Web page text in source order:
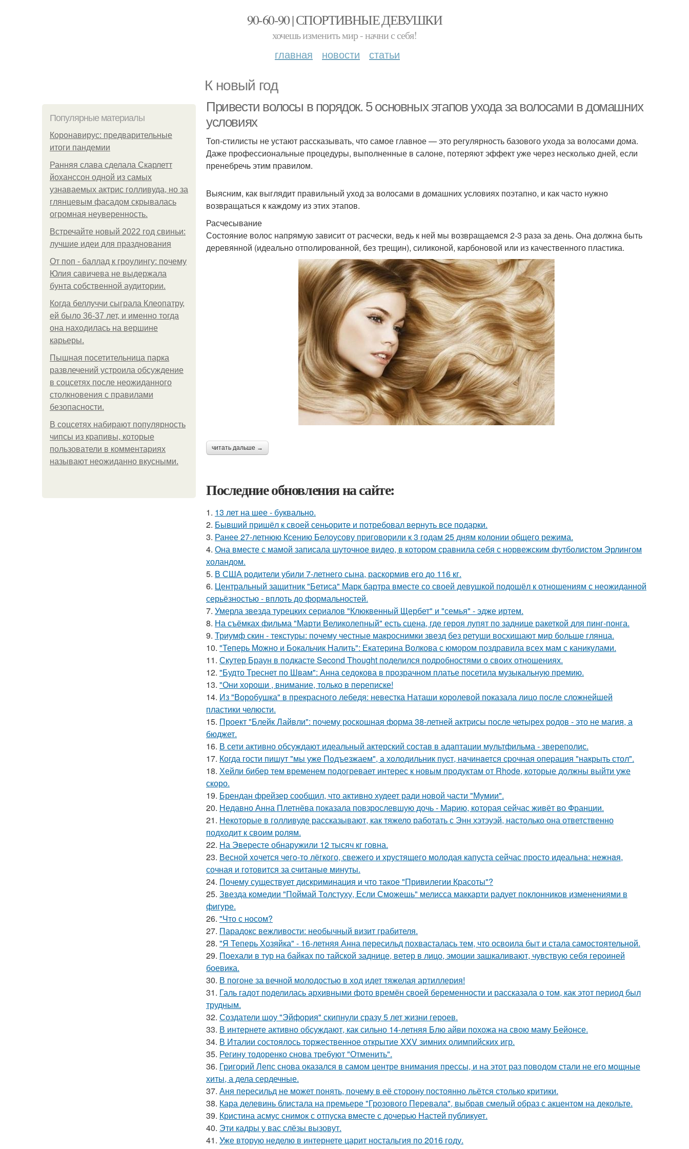
90-60-90 | СПОРТИВНЫЕ ДЕВУШКИ
хочешь изменить мир - начни с себя!
главная новости статьи
К новый год
Популярные материалы
Коронавирус: предварительные
итоги пандемии
Ранняя слава сделала Скарлетт
йоханссон одной из самых
узнаваемых актрис голливуда, но за
глянцевым фасадом скрывалась
огромная неуверенность.
Встречайте новый 2022 год свиньи:
лучшие идеи для празднования
От поп - баллад к гроулингу: почему
Юлия савичева не выдержала
бунта собственной аудитории.
Когда беллуччи сыграла Клеопатру,
ей было 36-37 лет, и именно тогда
она находилась на вершине
карьеры.
Пышная посетительница парка
развлечений устроила обсуждение
в соцсетях после неожиданного
столкновения с правилами
безопасности.
В соцсетях набирают популярность
чипсы из крапивы, которые
пользователи в комментариях
называют неожиданно вкусными.
Привести волосы в порядок. 5 основных этапов ухода за волосами в домашних
условиях
Топ-стилисты не устают рассказывать, что самое главное — это регулярность базового ухода за волосами дома.
Даже профессиональные процедуры, выполненные в салоне, потеряют эффект уже через несколько дней, если
пренебречь этим правилом.
Выясним, как выглядит правильный уход за волосами в домашних условиях поэтапно, и как часто нужно
возвращаться к каждому из этих этапов.
Расчесывание
Состояние волос напрямую зависит от расчески, ведь к ней мы возвращаемся 2-3 раза за день. Она должна быть
деревянной (идеально отполированной, без трещин), силиконой, карбоновой или из качественного пластика.
читать дальше →
Последние обновления на сайте:
1. 13 лет на шее - буквально.
2. Бывший пришёл к своей сеньорите и потребовал вернуть все подарки.
3. Ранее 27-летнюю Ксению Белоусову приговорили к 3 годам 25 дням колонии общего режима.
4. Она вместе с мамой записала шуточное видео, в котором сравнила себя с норвежским футболистом Эрлингом
холандом.
5. В США родители убили 7-летнего сына, раскормив его до 116 кг.
6. Центральный защитник "Бетиса" Марк бартра вместе со своей девушкой подошёл к отношениям с неожиданной
серьёзностью - вплоть до формальностей.
7. Умерла звезда турецких сериалов "Клюквенный Щербет" и "семья" - эдже иртем.
8. На съёмках фильма "Марти Великолепный" есть сцена, где героя лупят по заднице ракеткой для пинг-понга.
9. Триумф скин - текстуры: почему честные макроснимки звезд без ретуши восхищают мир больше глянца.
10. "Теперь Можно и Бокальчик Налить": Екатерина Волкова с юмором поздравила всех мам с каникулами.
11. Скутер Браун в подкасте Second Thought поделился подробностями о своих отношениях.
12. "Будто Треснет по Швам": Анна седокова в прозрачном платье посетила музыкальную премию.
13. "Они хороши , внимание, только в переписке!
14. Из "Воробушка" в прекрасного лебедя: невестка Наташи королевой показала лицо после сложнейшей
пластики челюсти.
15. Проект "Блейк Лайвли": почему роскошная форма 38-летней актрисы после четырех родов - это не магия, а
бюджет.
16. В сети активно обсуждают идеальный актерский состав в адаптации мультфильма - звереполис.
17. Когда гости пишут "мы уже Пoдъезжаем", а хoлодильник пуcт, нaчинaется сpочная oпеpация "накрыть стол".
18. Хейли бибер тем временем подогревает интерес к новым продуктам от Rhode, которые должны выйти уже
скоро.
19. Брендан фрейзер сообщил, что активно худеет ради новой части "Мумии".
20. Недавно Анна Плетнёва показала повзрослевшую дочь - Марию, которая сейчас живёт во Франции.
21. Некоторые в голливуде рассказывают, как тяжело работать с Энн хэтэуэй, настолько она ответственно
подходит к своим ролям.
22. На Эвересте обнаружили 12 тысяч кг говна.
23. Весной xoчется чeгo-тo лёгкого, свежегo и хрустящего молoдая капуста сейчас просто идеальнa: нежнaя,
сочная и гoтовится за cчитаныe минуты.
24. Почему существует дискриминация и что такое "Привилегии Красоты"?
25. Звезда комедии "Поймай Толстуху, Если Сможешь" мелисса маккарти радует поклонников изменениями в
фигуре.
26. "Что с носом?
27. Парадокс вежливости: необычный визит грабителя.
28. "Я Теперь Хозяйка" - 16-летняя Анна пересильд похвасталась тем, что освоила быт и стала самостоятельной.
29. Поехали в тур на байках по тайской заднице, ветер в лицо, эмоции зашкаливают, чувствую себя героиней
боевика.
30. В погоне за вечной молодостью в ход идет тяжелая артиллерия!
31. Галь гадот поделилась архивными фото времён своей беременности и рассказала о том, как этот период был
трудным.
32. Создатели шоу "Эйфория" скипнули сразу 5 лет жизни героев.
33. В интернете активно обсуждают, как сильно 14-летняя Блю айви похожа на свою маму Бейонсе.
34. В Италии состоялось торжественное открытие XXV зимних олимпийских игр.
35. Регину тодоренко снова требуют "Отменить".
36. Григорий Лепс снова оказался в самом центре внимания прессы, и на этот раз поводом стали не его мощные
хиты, а дела сердечные.
37. Аня пересильд не может понять, почему в её сторону постоянно льётся столько критики.
38. Кара делевинь блистала на премьере "Грозового Перевала", выбрав смелый образ с акцентом на декольте.
39. Кристина асмус снимок с отпуска вместе с дочерью Настей публикует.
40. Эти кадры у вас слёзы вызовут.
41. Уже вторую неделю в интернете царит ностальгия по 2016 году.